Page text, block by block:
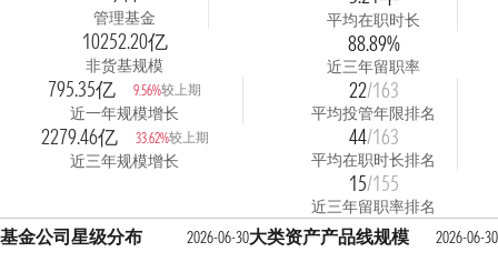
管理基金
10252.20亿
非货基规模
795.35亿 9.56%较上期
近一年规模增长
2279.46亿 33.62%较上期
近三年规模增长
平均在职时长
88.89%
近三年留职率
22/163
平均投管年限排名
44/163
平均在职时长排名
15/155
近三年留职率排名
基金公司星级分布
2026-06-30大类资产产品线规模
2026-06-30